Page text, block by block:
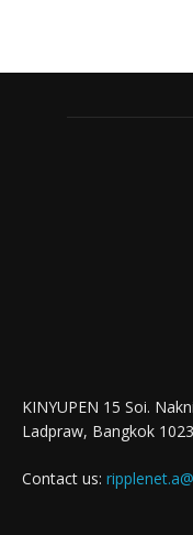
KINYUPEN 15 Soi.
Ladpraw, Bangkok
Contact us: